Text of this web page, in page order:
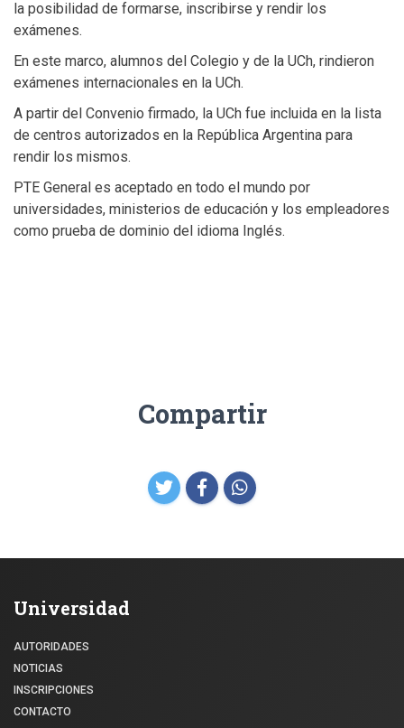
la posibilidad de formarse, inscribirse y rendir los
exámenes.
En este marco, alumnos del Colegio y de la UCh, rindieron
exámenes internacionales en la UCh.
A partir del Convenio firmado, la UCh fue incluida en la lista
de centros autorizados en la República Argentina para
rendir los mismos.
PTE General es aceptado en todo el mundo por
universidades, ministerios de educación y los empleadores
como prueba de dominio del idioma Inglés.
Compartir
Universidad
AUTORIDADES
NOTICIAS
INSCRIPCIONES
CONTACTO